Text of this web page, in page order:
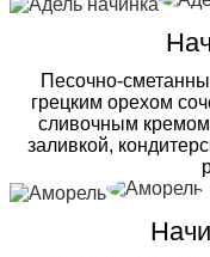
Песочно-
грецким орехом
сливочным
заливкой,